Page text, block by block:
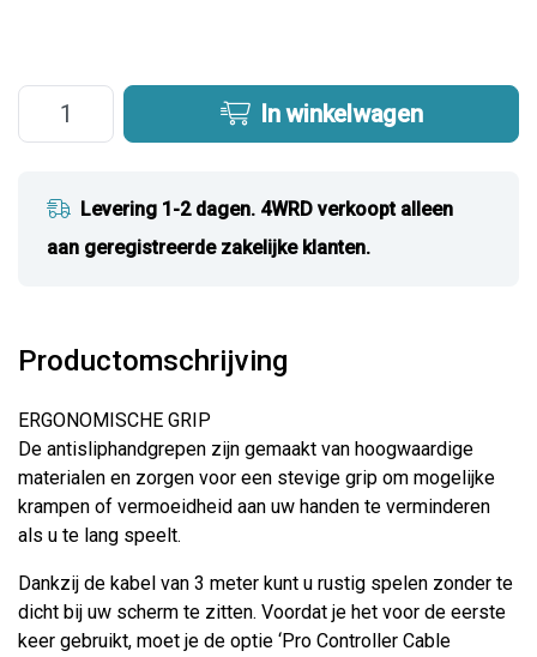
In winkelwagen
Levering 1-2 dagen. 4WRD verkoopt alleen
aan geregistreerde zakelijke klanten.
Productomschrijving
ERGONOMISCHE GRIP
De antisliphandgrepen zijn gemaakt van hoogwaardige
materialen en zorgen voor een stevige grip om mogelijke
krampen of vermoeidheid aan uw handen te verminderen
als u te lang speelt.
Dankzij de kabel van 3 meter kunt u rustig spelen zonder te
dicht bij uw scherm te zitten. Voordat je het voor de eerste
keer gebruikt, moet je de optie ‘Pro Controller Cable